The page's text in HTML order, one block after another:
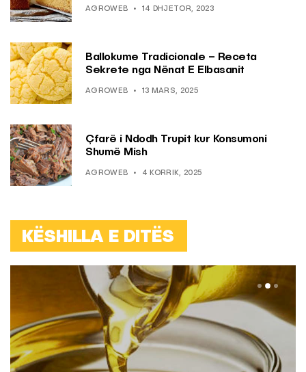
AGROWEB 14 DHJETOR, 2023
Ballokume Tradicionale – Receta
Sekrete nga Nënat E Elbasanit
AGROWEB 13 MARS, 2025
Çfarë i Ndodh Trupit kur Konsumoni
Shumë Mish
AGROWEB 4 KORRIK, 2025
KËSHILLA E DITËS